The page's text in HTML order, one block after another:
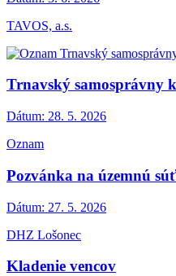
TAVOS, a.s.
Trnavský samosprávny
Dátum: 28. 5. 2026
Oznam
Pozvánka na územnú
Dátum: 27. 5. 2026
DHZ Lošonec
Kladenie vencov